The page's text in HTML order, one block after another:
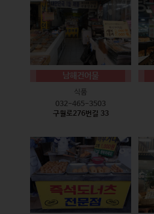
남해건어물
식품
032-465-3503
구월로276번길 33